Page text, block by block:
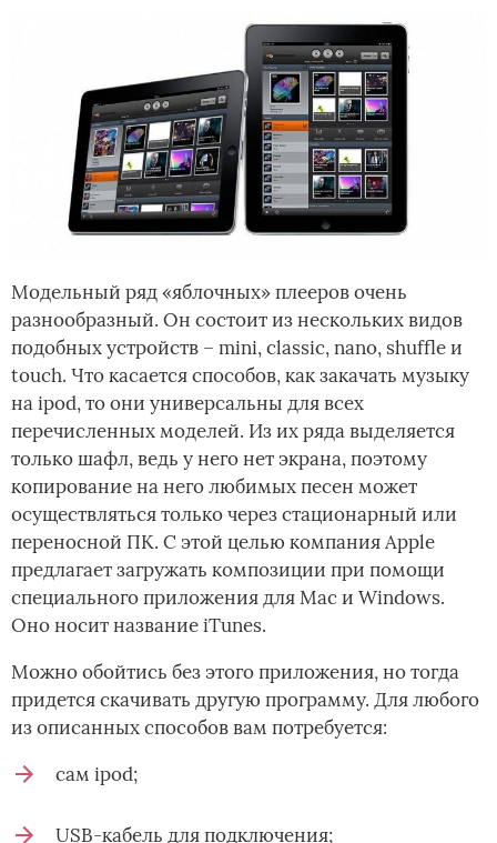
Модельный ряд «яблочных» плееров очень
разнообразный. Он состоит из нескольких видов
подобных устройств – mini, classic, nano, shuffle и
touch. Что касается способов, как закачать музыку
на ipod, то они универсальны для всех
перечисленных моделей. Из их ряда выделяется
только шафл, ведь у него нет экрана, поэтому
копирование на него любимых песен может
осуществляться только через стационарный или
переносной ПК. С этой целью компания Apple
предлагает загружать композиции при помощи
специального приложения для Mac и Windows.
Оно носит название iTunes.
Можно обойтись без этого приложения, но тогда
придется скачивать другую программу. Для любого
из описанных способов вам потребуется:
сам ipod;
USB-кабель для подключения;